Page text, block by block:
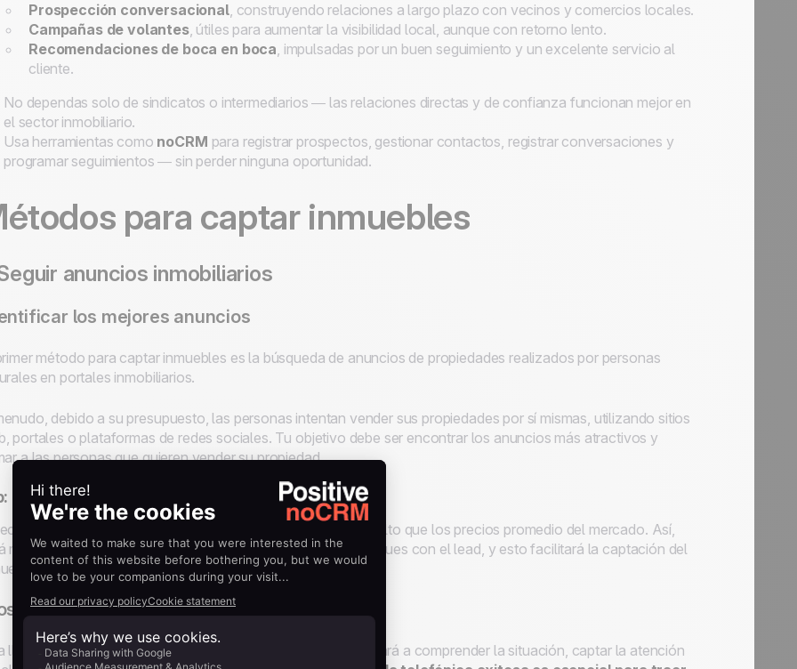
Prospección conversacional, construyendo relaciones a largo plazo con vecinos y comercios locales.
Campañas de volantes, útiles para aumentar la visibilidad local, aunque con retorno lento.
Recomendaciones de boca en boca, impulsadas por un buen seguimiento y un excelente servicio al
cliente.
No dependas solo de sindicatos o intermediarios — las relaciones directas y de confianza funcionan mejor en
el sector inmobiliario.
Usa herramientas como noCRM para registrar prospectos, gestionar contactos, registrar conversaciones y
programar seguimientos — sin perder ninguna oportunidad.
para captar inmuebles
anuncios inmobiliarios
los mejores anuncios
método para captar inmuebles es la búsqueda de anuncios de propiedades realizados por personas
en portales inmobiliarios.
debido a su presupuesto, las personas intentan vender sus propiedades por sí mismas, utilizando sitios
portales o plataformas de redes sociales. Tu objetivo debe ser encontrar los anuncios más atractivos y
a las personas que quieren vender su propiedad.
propiedades que tengan un precio ligeramente más alto que los precios promedio del mercado. Así,
más probable que aún estén disponibles cuando te comuniques con el lead, y esto facilitará la captación del
telefónica
llamada telefónica inicial puede facilitar una venta. Te ayudará a comprender la situación, captar la atención